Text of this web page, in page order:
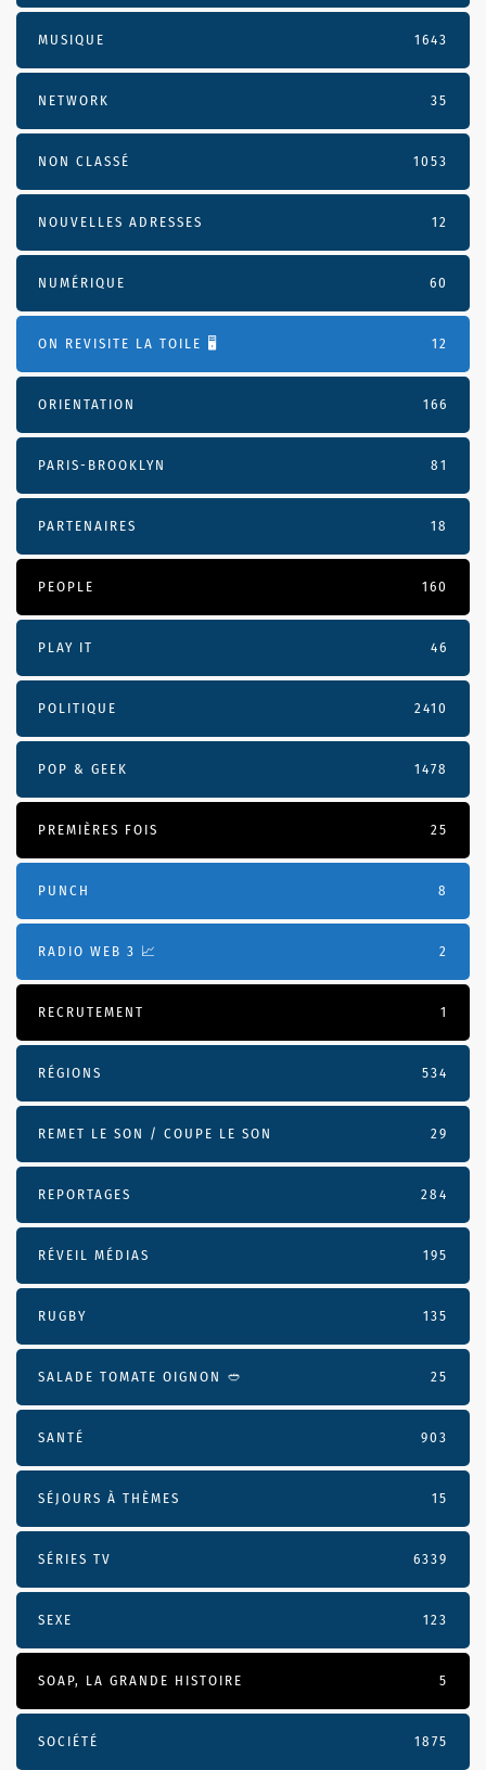
MUSIQUE 1643
NETWORK 35
NON CLASSÉ 1053
NOUVELLES ADRESSES 12
NUMÉRIQUE 60
ON REVISITE LA TOILE 🖥️ 12
ORIENTATION 166
PARIS-BROOKLYN 81
PARTENAIRES 18
PEOPLE 160
PLAY IT 46
POLITIQUE 2410
POP & GEEK 1478
PREMIÈRES FOIS 25
PUNCH 8
RADIO WEB 3 📈 2
RECRUTEMENT 1
RÉGIONS 534
REMET LE SON / COUPE LE SON 29
REPORTAGES 284
RÉVEIL MÉDIAS 195
RUGBY 135
SALADE TOMATE OIGNON 🥙 25
SANTÉ 903
SÉJOURS À THÈMES 15
SÉRIES TV 6339
SEXE 123
SOAP, LA GRANDE HISTOIRE 5
SOCIÉTÉ 1875